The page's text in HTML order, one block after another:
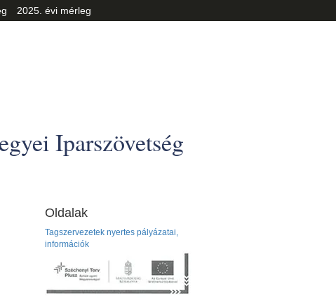
2025. évi mérleg
Iparszövetség
Oldalak
Tagszervezetek nyertes pályázatai,
információk